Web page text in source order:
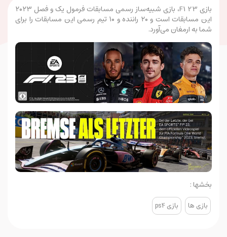
بازی F1 23، بازی شبیه‌ساز رسمی مسابقات فرمول یک و فصل ۲۰۲۳
این مسابقات است و ۲۰ راننده و ۱۰ تیم رسمی این مسابقات را برای
شما به ارمغان می‌آورد.
بخشها :
بازی ها بازی ps4